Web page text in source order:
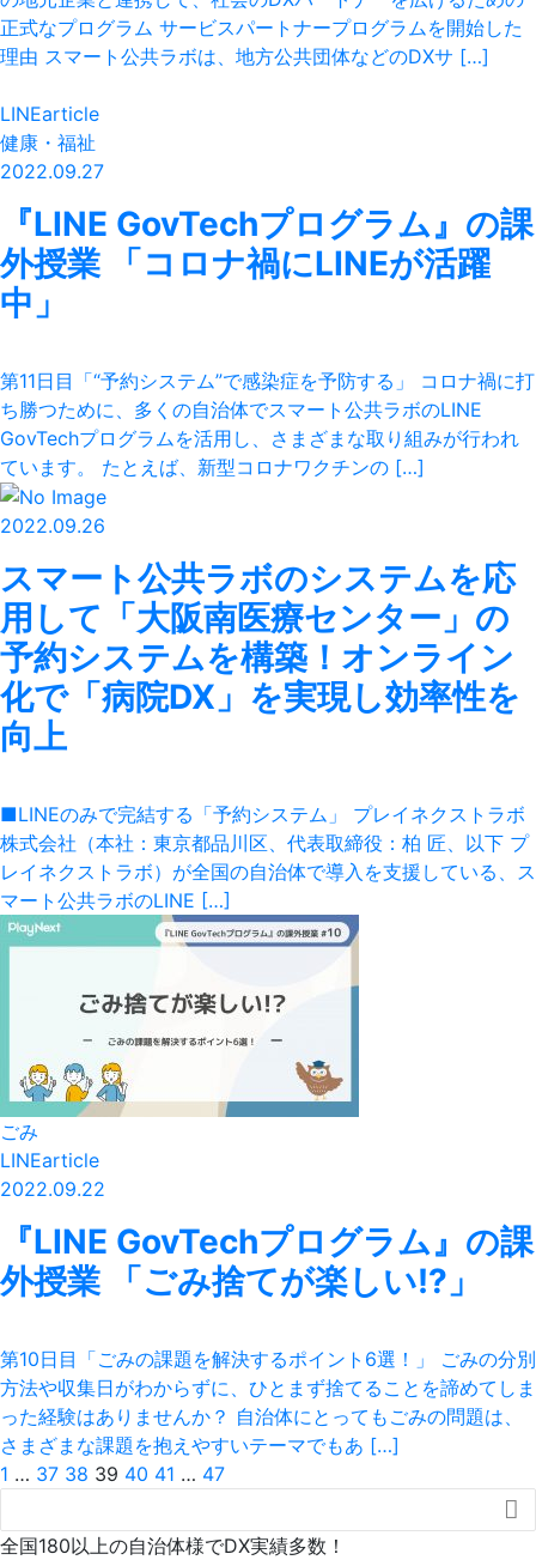
正式なプログラム サービスパートナープログラムを開始した
理由 スマート公共ラボは、地方公共団体などのDXサ […]
LINEarticle
健康・福祉
2022.09.27
『LINE GovTechプログラム』の課
外授業 「コロナ禍にLINEが活躍
中」
第11日目「“予約システム”で感染症を予防する」 コロナ禍に打
ち勝つために、多くの自治体でスマート公共ラボのLINE
GovTechプログラムを活用し、さまざまな取り組みが行われ
ています。 たとえば、新型コロナワクチンの […]
2022.09.26
スマート公共ラボのシステムを応
用して「大阪南医療センター」の
予約システムを構築！オンライン
化で「病院DX」を実現し効率性を
向上
■LINEのみで完結する「予約システム」 プレイネクストラボ
株式会社（本社：東京都品川区、代表取締役：柏 匠、以下 プ
レイネクストラボ）が全国の自治体で導入を支援している、ス
マート公共ラボのLINE […]
ごみ
LINEarticle
2022.09.22
『LINE GovTechプログラム』の課
外授業 「ごみ捨てが楽しい!?」
第10日目「ごみの課題を解決するポイント6選！」 ごみの分別
方法や収集日がわからずに、ひとまず捨てることを諦めてしま
った経験はありませんか？ 自治体にとってもごみの問題は、
さまざまな課題を抱えやすいテーマでもあ […]
1 … 37 38 39 40 41 … 47

全国180以上の自治体様でDX実績多数！